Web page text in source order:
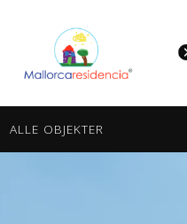
ALLE OBJEKTER